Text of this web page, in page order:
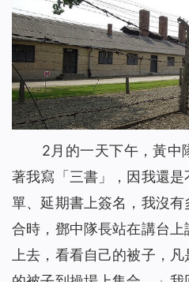
2月的一天下午，黃中
著我寫「三書」，因我還
單、延期書上簽名，我沒
合時，鄧中隊長站在講台
上去，看看自己的被子，